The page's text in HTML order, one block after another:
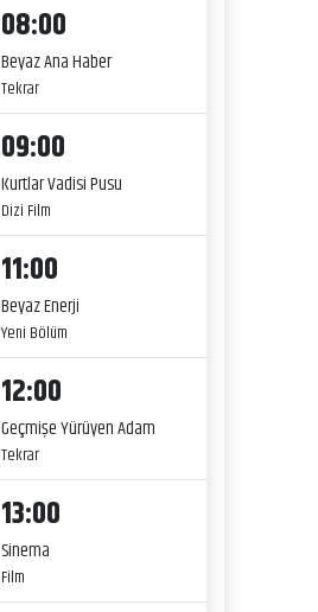
08:00
Beyaz Ana Haber
Tekrar
09:00
Kurtlar Vadisi Pusu
Dizi Film
11:00
Beyaz Enerji
Yeni Bölüm
12:00
Geçmişe Yürüyen Adam
Tekrar
13:00
Sinema
Film